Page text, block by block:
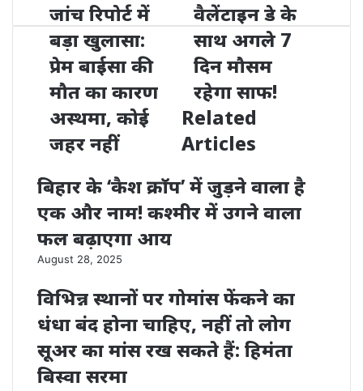
जांच रिपोर्ट में
बड़ा खुलासा:
प्रेम बाईसा की
मौत का कारण
अस्थमा, कोई
जहर नहीं
वैलेंटाइन डे के
साथ अगले 7
दिन मौसम
रहेगा साफ!
Related
Articles
बिहार के ‘कैश क्राॅप’ में जुड़ने वाला है
एक और नाम! कश्‍मीर में उगने वाला
फल बढ़ाएगा आय
August 28, 2025
विभिन्न स्थानों पर गोमांस फेंकने का
धंधा बंद होना चाहिए, नहीं तो लोग
सूअर का मांस रख सकते हैं: हिमंता
बिस्वा सरमा